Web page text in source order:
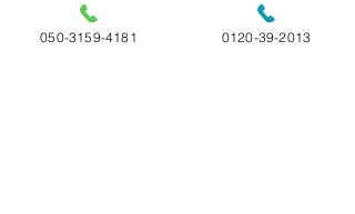
最新記事 すべて表示
050-3159-4181 0120-39-2013